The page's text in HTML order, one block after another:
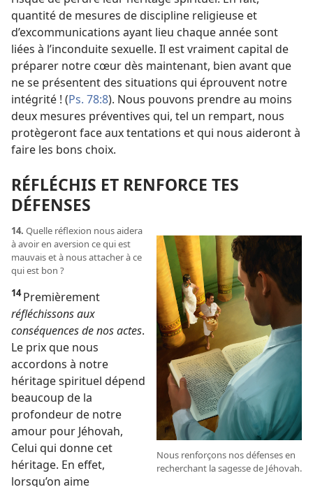
quantité de mesures de discipline religieuse et
d’excommunications ayant lieu chaque année sont
liées à l’inconduite sexuelle. Il est vraiment capital de
préparer notre cœur dès maintenant, bien avant que
ne se présentent des situations qui éprouvent notre
intégrité ! (Ps. 78:8). Nous pouvons prendre au moins
deux mesures préventives qui, tel un rempart, nous
protègeront face aux tentations et qui nous aideront à
faire les bons choix.
RÉFLÉCHIS ET RENFORCE TES
DÉFENSES
Nous renforçons nos défenses en
recherchant la sagesse de Jéhovah.
14. Quelle réflexion nous aidera
à avoir en aversion ce qui est
mauvais et à nous attacher à ce
qui est bon ?
14Premièrement
réfléchissons aux
conséquences de nos actes.
Le prix que nous
accordons à notre
héritage spirituel dépend
beaucoup de la
profondeur de notre
amour pour Jéhovah,
Celui qui donne cet
héritage. En effet,
lorsqu’on aime